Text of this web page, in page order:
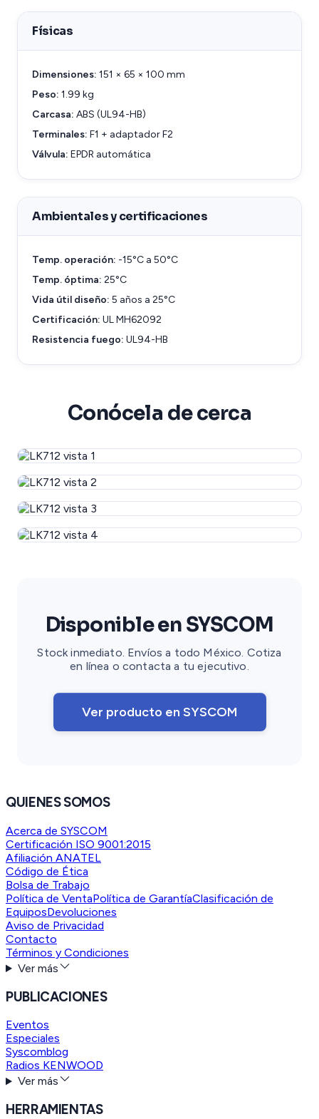
Físicas
Dimensiones: 151 × 65 × 100 mm
Peso: 1.99 kg
Carcasa: ABS (UL94-HB)
Terminales: F1 + adaptador F2
Válvula: EPDR automática
Ambientales y certificaciones
Temp. operación: -15°C a 50°C
Temp. óptima: 25°C
Vida útil diseño: 5 años a 25°C
Certificación: UL MH62092
Resistencia fuego: UL94-HB
Conócela de cerca
Disponible en SYSCOM
Stock inmediato. Envíos a todo México. Cotiza
en línea o contacta a tu ejecutivo.
Ver producto en SYSCOM
QUIENES SOMOS
Acerca de SYSCOM
Certificación ISO 9001:2015
Afiliación ANATEL
Código de Ética
Bolsa de Trabajo
Política de VentaPolítica de GarantíaClasificación de
EquiposDevoluciones
Aviso de Privacidad
Contacto
Términos y Condiciones
Ver más
PUBLICACIONES
Eventos
Especiales
Syscomblog
Radios KENWOOD
Ver más
HERRAMIENTAS